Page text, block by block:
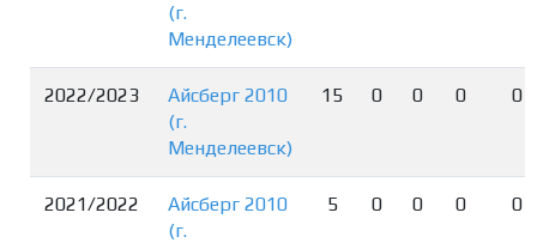
(г.
Менделеевск)
2022/2023
Айсберг 2010
(г.
Менделеевск)
15 0 0 0 0
2021/2022
Айсберг 2010
(г.
5 0 0 0 0